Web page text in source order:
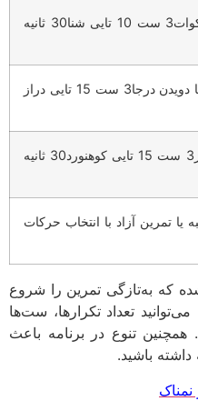
3 ست 10 تایی اسکوات3 ست 10 تایی شنا30 ثانیه
20 دقیقه پیاده‌روی یا دویدن درجا3 ست 15 تایی دراز
3 ست 12 تایی لانگز3 ست 15 تایی کوهنورد30 ثانیه
آزاد با انتخاب حرکات
به‌تازگی تمرین را شروع
تعداد تکرارها، ست‌ها
تنوع در برنامه باعث
باشید.